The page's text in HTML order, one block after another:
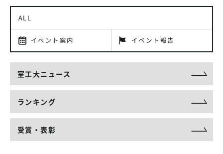
ALL
イベント案内 イベント報告
室工大ニュース
ランキング
受賞・表彰